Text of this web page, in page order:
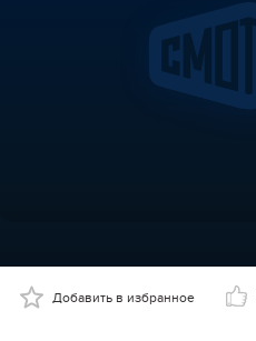
Добавить в избранное